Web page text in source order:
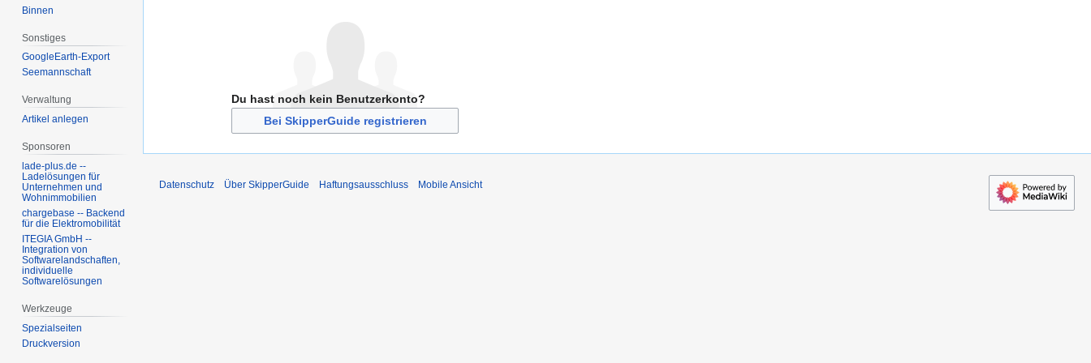
Du hast noch kein Benutzerkonto?
Bei SkipperGuide registrieren
Binnen
Sonstiges
GoogleEarth-Export
Seemannschaft
Verwaltung
Artikel anlegen
Sponsoren
lade-plus.de --
Ladelösungen für
Unternehmen und
Wohnimmobilien
chargebase -- Backend
für die Elektromobilität
ITEGIA GmbH --
Integration von
Softwarelandschaften,
individuelle
Softwarelösungen
Werkzeuge
Spezialseiten
Druckversion
Datenschutz Über SkipperGuide Haftungsausschluss Mobile Ansicht